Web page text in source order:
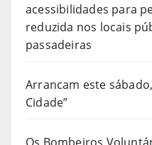
acessibilidades para
reduzida nos locais
passadeiras
Arrancam este
Cidade”